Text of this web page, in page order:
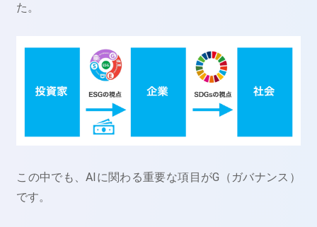
た。
この中でも、AIに関わる重要な項目がG（ガバナンス）
です。